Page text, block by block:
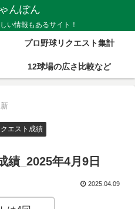
んぽん
い情報もあるサイト！
プロ野球リクエスト集計
12球場の広さ比較など
エスト成績
績_2025年4月9日
2025.04.09